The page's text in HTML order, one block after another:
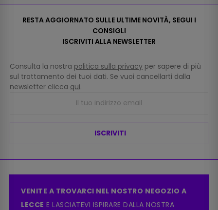
RESTA AGGIORNATO SULLE ULTIME NOVITÀ, SEGUI I
CONSIGLI
ISCRIVITI ALLA NEWSLETTER
Consulta la nostra politica sulla privacy per sapere di più
sul trattamento dei tuoi dati. Se vuoi cancellarti dalla
newsletter clicca qui.
ISCRIVITI
VENITE A TROVARCI NEL NOSTRO NEGOZIO A
LECCE E LASCIATEVI ISPIRARE DALLA NOSTRA